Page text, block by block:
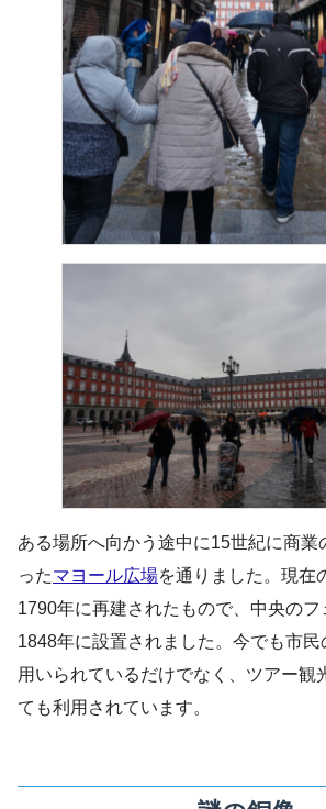
ある場所へ向かう途中に15世紀に商業
ったマヨール広場を通りました。現在
1790年に再建されたもので、中央のフ
1848年に設置されました。今でも市民
用いられているだけでなく、ツアー観
ても利用されています。